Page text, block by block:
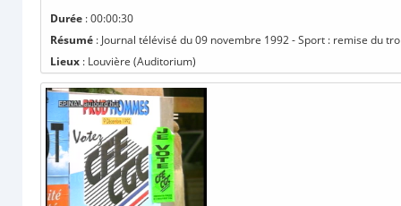
Durée : 00:00:30
Résumé : Journal télévisé du 09 novembre 1992 - Sport : remise du
Lieux : Louvière (Auditorium)